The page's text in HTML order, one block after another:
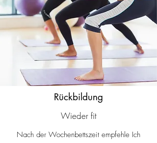
Rückbildung
Wieder fit
Nach der Wochenbettszeit empfehle Ich